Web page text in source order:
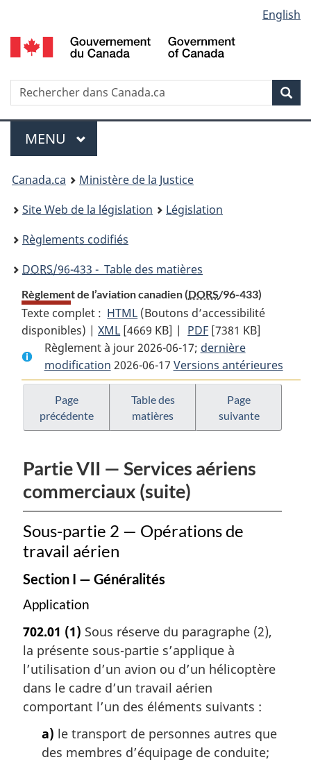
au
contenu
propos
de
la
HTML
simplifiée
selection
English
Recherche
Menu
MENU PRINCIPAL
You
are
here:
Canada.ca
Ministère de la Justice
Site Web de la législation
Législation
Règlements codifiés
DORS/96-433 - Table des matières
Règlement de l’aviation canadien (DORS/96-433)
Texte complet : HTML Texte
complet
:
Règlement
de
l’aviation
canadien
(Boutons d’accessibilité
disponibles) |XML Texte
complet
:
Règlement
de
l’aviation
canadien
[4669 KB] | PDF Texte
complet
:
Règlement
l’aviation
canadien
[7381 KB]
Règlement à jour 2026-06-17; dernière
modification 2026-06-17 Versions antérieures
Page
précédente
Table des
matières
Page
suivante
Partie VII — Services aériens
commerciaux (suite)
Sous-partie 2 — Opérations de
travail aérien
Section I — Généralités
Application
702.01 (1) Sous réserve du paragraphe (2),
la présente sous-partie s’applique à
l’utilisation d’un avion ou d’un hélicoptère
dans le cadre d’un travail aérien
comportant l’un des éléments suivants :
a) le transport de personnes autres que
des membres d’équipage de conduite;